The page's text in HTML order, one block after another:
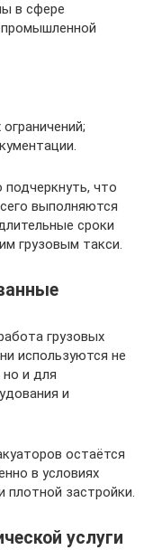
в сфере
промышленной
что
выполняются
сроки
грузовым такси.
грузовых
используются не
и для
и
остаётся
в условиях
плотной застройки.
услуги